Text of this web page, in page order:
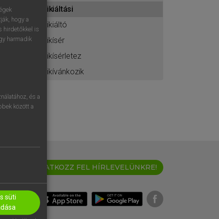
kikiáltási
kikiáltó
kikísér
kikísérletez
kikívánkozik
IRATKOZZ FEL HÍRLEVELÜNKRE!
hogy a
hirdetőkkel is
harmadik
és a
között a
süti